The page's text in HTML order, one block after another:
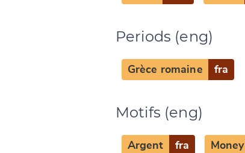
Periods (eng)
Grèce romaine fra
Motifs (eng)
Argent fra Money